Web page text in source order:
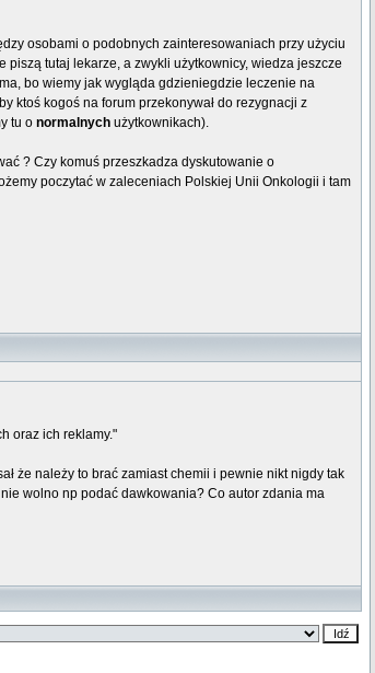
osobami o podobnych zainteresowaniach przy użyciu
piszą tutaj lekarze, a zwykli użytkownicy, wiedza jeszcze
bo wiemy jak wygląda gdzieniegdzie leczenie na
ktoś kogoś na forum przekonywał do rezygnacji z
tu o normalnych użytkownikach).
? Czy komuś przeszkadza dyskutowanie o
poczytać w zaleceniach Polskiej Unii Onkologii i tam
oraz ich reklamy."
że należy to brać zamiast chemii i pewnie nikt nigdy tak
wolno np podać dawkowania? Co autor zdania ma